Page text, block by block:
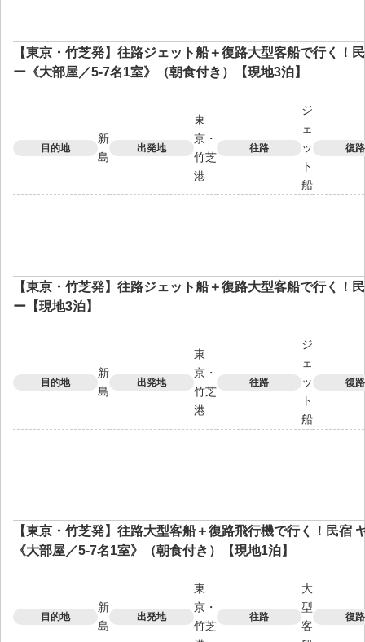
【東京・竹芝発】往路ジェット船＋復路大型客船で行く！
ー《大部屋／5-7名1室》（朝食付き）【現地3泊】
目的地
新
島
出発地
東
京・
竹芝
港
往路
ジ
ェ
ッ
ト
船
復路
【東京・竹芝発】往路ジェット船＋復路大型客船で行く！
ー【現地3泊】
目的地
新
島
出発地
東
京・
竹芝
港
往路
ジ
ェ
ッ
ト
船
復路
【東京・竹芝発】往路大型客船＋復路飛行機で行く！民宿
《大部屋／5-7名1室》（朝食付き）【現地1泊】
目的地
新
島
出発地
東
京・
竹芝
往路
大
型
客
復路